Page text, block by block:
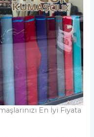
En İyi Fiyata